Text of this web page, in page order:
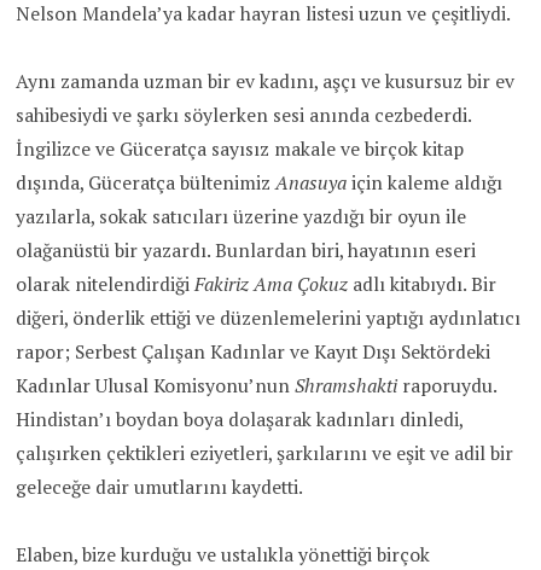
Nelson Mandela’ya kadar hayran listesi uzun ve çeşitliydi.
Aynı zamanda uzman bir ev kadını, aşçı ve kusursuz bir ev
sahibesiydi ve şarkı söylerken sesi anında cezbederdi.
İngilizce ve Güceratça sayısız makale ve birçok kitap
dışında, Güceratça bültenimizAnasuyaiçin kaleme aldığı
yazılarla, sokak satıcıları üzerine yazdığı bir oyun ile
olağanüstü bir yazardı. Bunlardan biri, hayatının eseri
olarak nitelendirdiğiFakiriz Ama Çokuz adlı kitabıydı. Bir
diğeri, önderlik ettiği ve düzenlemelerini yaptığı aydınlatıcı
rapor; Serbest Çalışan Kadınlar ve Kayıt Dışı Sektördeki
Kadınlar Ulusal Komisyonu’nunShramshakti raporuydu.
Hindistan’ı boydan boya dolaşarak kadınları dinledi,
çalışırken çektikleri eziyetleri, şarkılarını ve eşit ve adil bir
geleceğe dair umutlarını kaydetti.
Elaben, bize kurduğu ve ustalıkla yönettiği birçok